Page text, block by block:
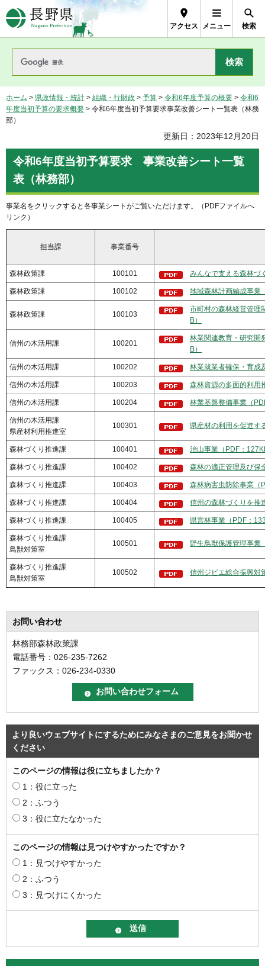
長野県Nagano Prefecture
アクセス メニュー 検索
ホーム > 県政情報・統計 > 組織・行財政 > 予算 > 令和6年度予算の概要 > 令和6
年度当初予算の要求概要 > 令和6年度当初予算要求事業改善シート一覧表（林務
部）
更新日：2023年12月20日
令和6年度当初予算要求 事業改善シート一覧
表（林務部）
事業名をクリックすると各事業シートがご覧いただけます。（PDFファイルへ
リンク）
担当課 事業番号
森林政策課 100101 みんなで支える森林づ
森林政策課 100102 地域森林計画編成事業
森林政策課 100103
市町村の森林経営管理
B）
信州の木活用課 100201
林業関連教育・研究開
B）
信州の木活用課 100202 林業就業者確保・育成
信州の木活用課 100203 森林資源の多面的利用
信州の木活用課 100204 林業基盤整備事業（
信州の木活用課
県産材利用推進室
100301 県産材の利用を促進す
森林づくり推進課 100401 治山事業（PDF：
森林づくり推進課 100402 森林の適正管理及び保
森林づくり推進課 100403 森林病害虫防除事業（
森林づくり推進課 100404 信州の森林づくりを推
森林づくり推進課 100405 県営林事業（PDF：
森林づくり推進課
鳥獣対策室
100501 野生鳥獣保護管理事業
森林づくり推進課
鳥獣対策室
100502 信州ジビエ総合振興対
お問い合わせ
林務部森林政策課
電話番号：026-235-7262
ファックス：026-234-0330
より良いウェブサイトにするためにみなさまのご意見をお聞かせ
ください
このページの情報は役に立ちましたか？
1：役に立った
2：ふつう
3：役に立たなかった
このページの情報は見つけやすかったですか？
1：見つけやすかった
2：ふつう
3：見つけにくかった